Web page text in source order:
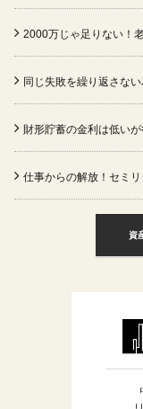
2000万じゃ足りない！
同じ失敗を繰り返さな
財形貯蓄の金利は低い
仕事からの解放！セミ
資